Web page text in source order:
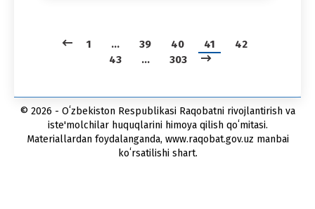
1 … 39 40 41
42
43
… 303
© 2026 - Oʻzbekiston Respublikasi Raqobatni rivojlantirish va
iste'molchilar huquqlarini himoya qilish qoʻmitasi.
Materiallardan foydalanganda, www.raqobat.gov.uz manbai
koʻrsatilishi shart.